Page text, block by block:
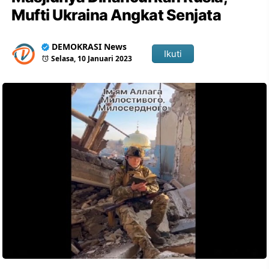
Mufti Ukraina Angkat Senjata
DEMOKRASI News
Selasa, 10 Januari 2023 Ikuti